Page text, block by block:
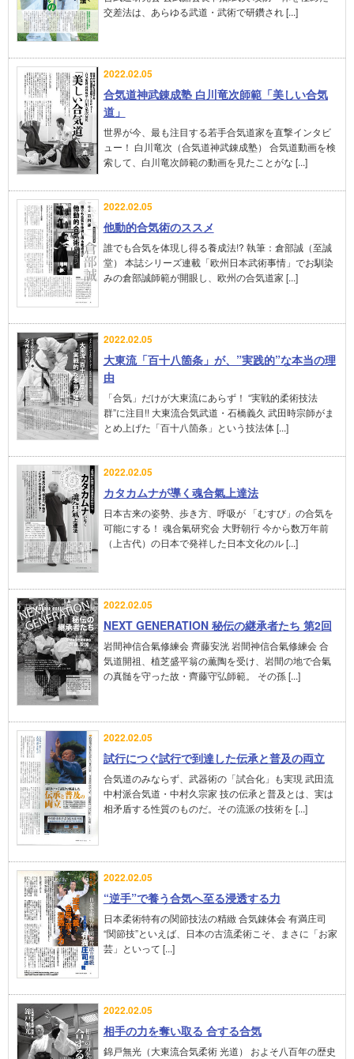
交差法は、あらゆる武道・武術で研鑽され [...]
2022.02.05
合気道神武錬成塾 白川竜次師範「美しい合気
道」
世界が今、最も注目する若手合気道家を直撃インタビ
ュー！ 白川竜次（合気道神武錬成塾） 合気道動画を検
索して、白川竜次師範の動画を見たことがな [...]
2022.02.05
他動的合気術のススメ
誰でも合気を体現し得る養成法!? 執筆：倉部誠（至誠
堂） 本誌シリーズ連載「欧州日本武術事情」でお馴染
みの倉部誠師範が開眼し、欧州の合気道家 [...]
2022.02.05
大東流「百十八箇条」が、”実践的”な本当の理
由
「合気」だけが大東流にあらず！ “実戦的柔術技法
群”に注目!! 大東流合気武道・石橋義久 武田時宗師がま
とめ上げた「百十八箇条」という技法体 [...]
2022.02.05
カタカムナが導く魂合氣上達法
日本古来の姿勢、歩き方、呼吸が 「むすび」の合気を
可能にする！ 魂合氣研究会 大野朝行 今から数万年前
（上古代）の日本で発祥した日本文化のル [...]
2022.02.05
NEXT GENERATION 秘伝の継承者たち 第2回
岩間神信合氣修練会 齊藤安洸 岩間神信合氣修練会 合
気道開祖、植芝盛平翁の薫陶を受け、岩間の地で合氣
の真髄を守った故・齊藤守弘師範。 その孫 [...]
2022.02.05
試行につぐ試行で到達した伝承と普及の両立
合気道のみならず、武器術の「試合化」も実現 武田流
中村派合気道・中村久宗家 技の伝承と普及とは、実は
相矛盾する性質のものだ。その流派の技術を [...]
2022.02.05
“逆手”で養う合気へ至る浸透する力
日本柔術特有の関節技法の精緻 合気錬体会 有満庄司
“関節技”といえば、日本の古流柔術こそ、まさに「お家
芸」といって [...]
2022.02.05
相手の力を奪い取る 合する合気
錦戸無光（大東流合気柔術 光道） およそ八百年の歴史